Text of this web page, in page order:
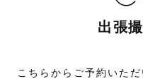
出張
こちらからご予約いた